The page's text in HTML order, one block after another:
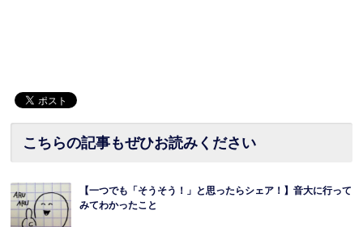
こちらの記事もぜひお読みください
【一つでも「そうそう！」と思ったらシェア！】音大に行って
みてわかったこと